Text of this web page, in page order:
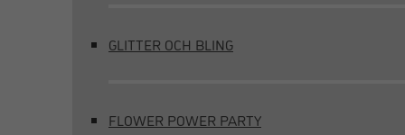
GLITTER OCH BLING
FLOWER POWER PARTY